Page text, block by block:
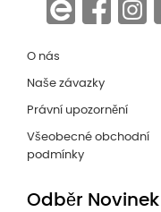
O nás
Naše závazky
Právní upozornění
Všeobecné obchodní
podmínky
Odběr Novinek